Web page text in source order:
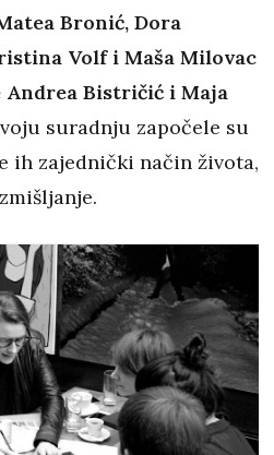
Bronić, Dora
Volf i Maša Milovac
Bistričić i Maja
suradnju započele su
ih zajednički način života,